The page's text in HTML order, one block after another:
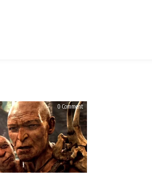
0 Commenton
รีวิว
Jack
the
Giant
Slayer
(2013)